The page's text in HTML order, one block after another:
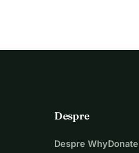
Despre
Despre WhyDonate